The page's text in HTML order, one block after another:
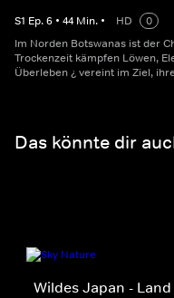
S1 Ep.6 • 44 Min. • HD
0
Im Norden Botswanas ist der
Trockenzeit kämpfen Löwen,
Überleben ¿ vereint im Ziel,
Das könnte dir
Wildes Japan - Land